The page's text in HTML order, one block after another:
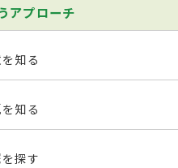
アプローチ
を知る
を知る
を探す